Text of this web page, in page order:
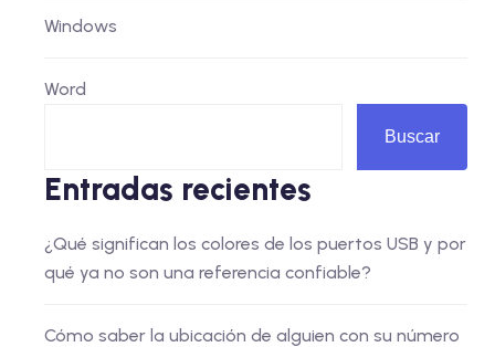
Windows
Word
Buscar
Entradas recientes
¿Qué significan los colores de los puertos USB y por
qué ya no son una referencia confiable?
Cómo saber la ubicación de alguien con su número